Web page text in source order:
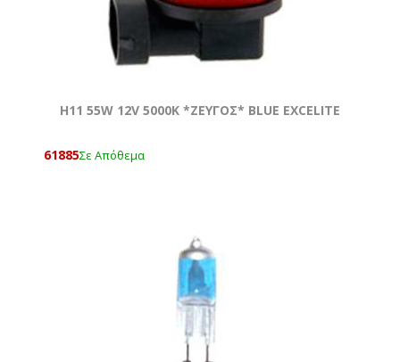
H11 55W 12V 5000Κ *ZEYΓOΣ* BLUE EXCELITE
61885Σε Απόθεμα